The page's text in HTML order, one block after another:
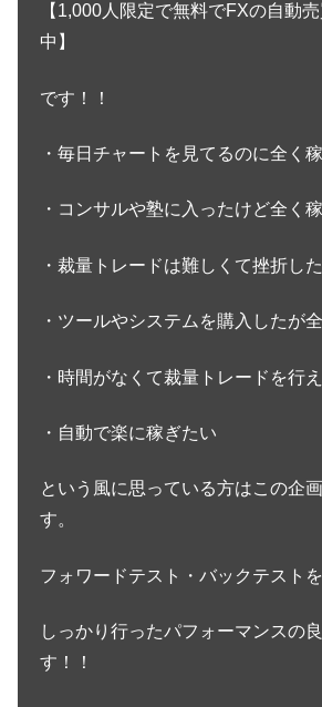
【1,000人限定で無料でFXの自動
中】
です！！
・毎日チャートを見てるのに全く
・コンサルや塾に入ったけど全く
・裁量トレードは難しくて挫折した
・ツールやシステムを購入したが
・時間がなくて裁量トレードを行
・自動で楽に稼ぎたい
という風に思っている方はこの企
す。
フォワードテスト・バックテストを
しっかり行ったパフォーマンスの
す！！